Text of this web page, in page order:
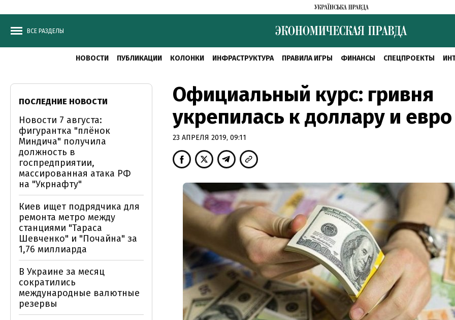
ВСЕ РАЗДЕЛЫ
НОВОСТИ ПУБЛИКАЦИИ КОЛОНКИ ИНФРАСТРУКТУРА ПРАВИЛА ИГРЫ ФИНАНСЫ СПЕЦПРОЕКТЫ
Официальный курс: гривня
укрепилась к доллару и евро
23 АПРЕЛЯ 2019, 09:11
ПОСЛЕДНИЕ НОВОСТИ
Новости 7 августа:
фигурантка "плёнок
Миндича" получила
должность в
госпредприятии,
массированная атака РФ
на "Укрнафту"
Киев ищет подрядчика для
ремонта метро между
станциями "Тараса
Шевченко" и "Почайна" за
1,76 миллиарда
В Украине за месяц
сократились
международные валютные
резервы